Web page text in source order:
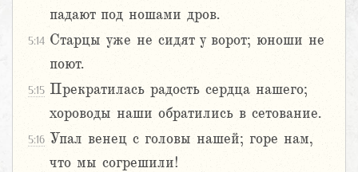
падают под ношами дров.
5:14 Старцы уже не сидят у ворот; юноши не
поют.
5:15 Прекратилась радость сердца нашего;
хороводы наши обратились в сетование.
5:16 Упал венец с головы нашей; горе нам,
что мы согрешили!